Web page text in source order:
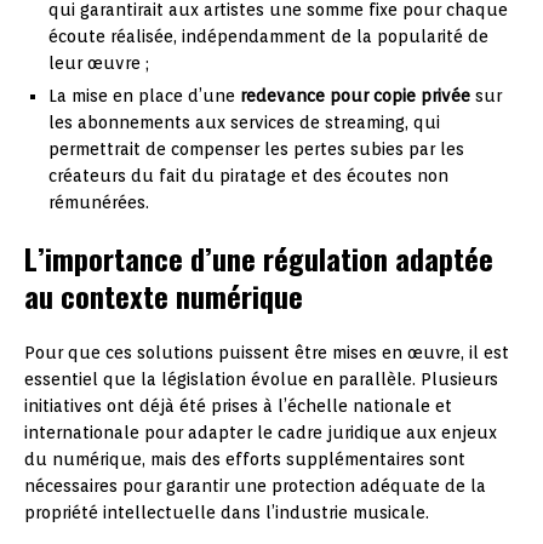
qui garantirait aux artistes une somme fixe pour chaque
écoute réalisée, indépendamment de la popularité de
leur œuvre ;
La mise en place d’une redevance pour copie privée sur
les abonnements aux services de streaming, qui
permettrait de compenser les pertes subies par les
créateurs du fait du piratage et des écoutes non
rémunérées.
L’importance d’une régulation adaptée
au contexte numérique
Pour que ces solutions puissent être mises en œuvre, il est
essentiel que la législation évolue en parallèle. Plusieurs
initiatives ont déjà été prises à l’échelle nationale et
internationale pour adapter le cadre juridique aux enjeux
du numérique, mais des efforts supplémentaires sont
nécessaires pour garantir une protection adéquate de la
propriété intellectuelle dans l’industrie musicale.